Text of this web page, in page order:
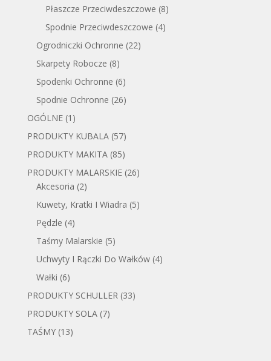
Płaszcze Przeciwdeszczowe (8)
Spodnie Przeciwdeszczowe (4)
Ogrodniczki Ochronne (22)
Skarpety Robocze (8)
Spodenki Ochronne (6)
Spodnie Ochronne (26)
OGÓLNE (1)
PRODUKTY KUBALA (57)
PRODUKTY MAKITA (85)
PRODUKTY MALARSKIE (26)
Akcesoria (2)
Kuwety, Kratki I Wiadra (5)
Pędzle (4)
Taśmy Malarskie (5)
Uchwyty I Rączki Do Wałków (4)
Wałki (6)
PRODUKTY SCHULLER (33)
PRODUKTY SOLA (7)
TAŚMY (13)